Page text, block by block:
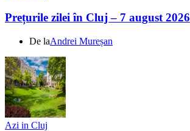
Prețurile zilei în Cluj – 7 august 2026
De laAndrei Mureșan
Azi in Cluj